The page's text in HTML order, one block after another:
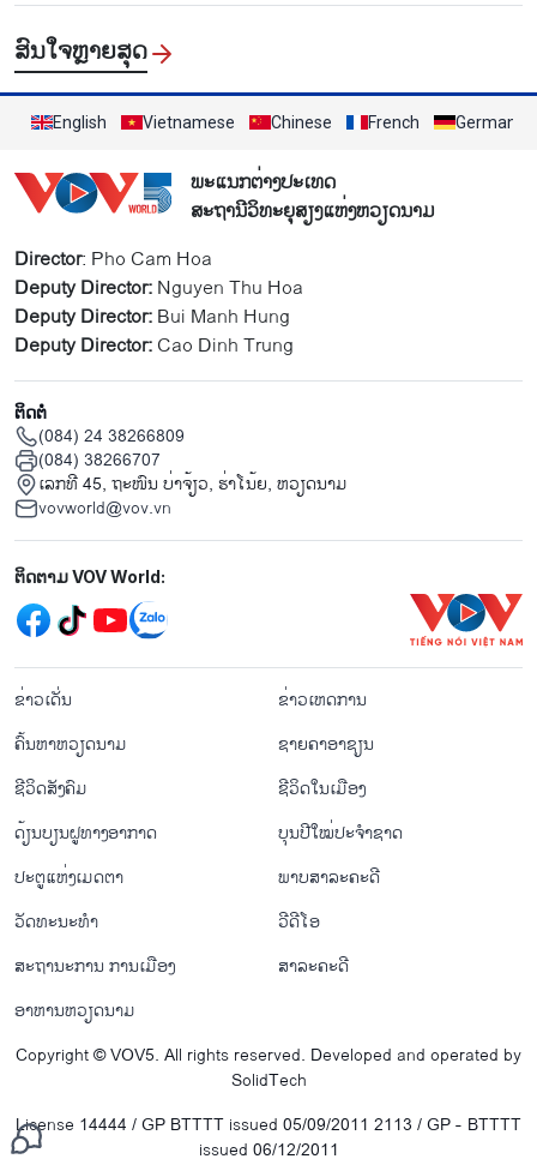
ສົນ​ໃຈ​ຫຼາຍ​ສຸດ
English Vietnamese Chinese French German
ພະແນກຕ່າງປະເທດ
ສະຖານີວິທະຍຸສຽງແຫ່ງຫວຽດນາມ
Director: Pho Cam Hoa
Deputy Director:Nguyen Thu Hoa
Deputy Director:Bui Manh Hung
Deputy Director:Cao Dinh Trung
ຕິດຕໍ່
(084) 24 38266809
(084) 38266707
ເລກທີ 45, ຖະໜົນ ບ່າ​ຈ້ຽວ, ຮ່າ​ໂນ້ຍ, ຫວຽດນາມ
vovworld@vov.vn
Mạng xã hội
ຕິດຕາມ VOV World:
menu footer tiếng Lào
ຂ່າວເດັ່ນ
ຂ່າວເຫດການ
ຄົ້ນຫາຫວຽດນາມ
ຊາຍຄາອາຊຽນ
ຊີ​ວິດ​ສັງ​ຄົມ
ຊີ​ວິດ​ໃນ​ເມືອງ
ດ້ຽນບຽນ​ຝູທາງ​ອາກາດ
ບຸນປີໃໝ່ປະຈຳຊາດ
ປະຕູແຫ່ງເມດຕາ
ພາບສາລະຄະດີ
ວັດທະນະທໍາ
ວີດີໂອ
ສະຖານະການ ການເມືອງ
ສາລະຄະດີ
ອາຫານຫວຽດນາມ
Copyright © VOV5. All rights reserved. Developed and operated by
SolidTech
License 14444 / GP BTTTT issued 05/09/2011 2113 / GP - BTTTT
issued 06/12/2011